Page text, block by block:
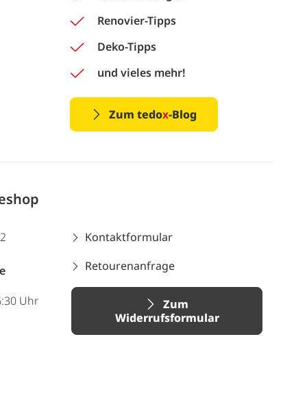
Renovier-Tipps
Deko-Tipps
und vieles mehr!
Zum tedox-Blog
Uhr
Kontaktformular
Retourenanfrage
Zum
Widerrufsformular